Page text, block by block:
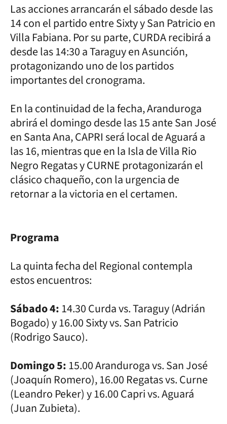
Las acciones arrancarán el sábado desde las
14 con el partido entre Sixty y San Patricio en
Villa Fabiana. Por su parte, CURDA recibirá a
desde las 14:30 a Taraguy en Asunción,
protagonizando uno de los partidos
importantes del cronograma.
En la continuidad de la fecha, Aranduroga
abrirá el domingo desde las 15 ante San José
en Santa Ana, CAPRI será local de Aguará a
las 16, mientras que en la Isla de Villa Rio
Negro Regatas y CURNE protagonizarán el
clásico chaqueño, con la urgencia de
retornar a la victoria en el certamen.
Programa
La quinta fecha del Regional contempla
estos encuentros:
Sábado 4:14.30 Curda vs. Taraguy (Adrián
Bogado) y 16.00 Sixty vs. San Patricio
(Rodrigo Sauco).
Domingo 5:15.00 Aranduroga vs. San José
(Joaquín Romero), 16.00 Regatas vs. Curne
(Leandro Peker) y 16.00 Capri vs. Aguará
(Juan Zubieta).